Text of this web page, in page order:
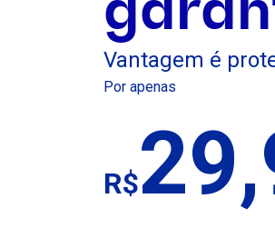
Vantagem é
Por apenas
R$